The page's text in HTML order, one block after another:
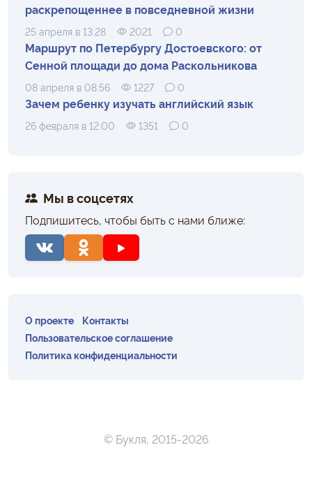
раскрепощеннее в повседневной жизни
25 апреля в 13:28 2021 0
Маршрут по Петербургу Достоевского: от
Сенной площади до дома Раскольникова
08 апреля в 08:56 1227 0
Зачем ребенку изучать английский язык
26 февраля в 12:00 1351 0
Мы в соцсетях
Подпишитесь, чтобы быть с нами ближе:
О проекте
Контакты
Пользовательское соглашение
Политика конфиденциальности
© Букля, 2015-2026